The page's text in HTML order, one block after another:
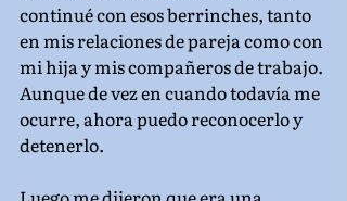
continué con esos berrinches, tanto
en mis relaciones de pareja como con
mi hija y mis compañeros de trabajo.
Aunque de vez en cuando todavía me
ocurre, ahora puedo reconocerlo y
detenerlo.